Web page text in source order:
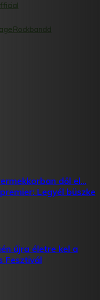
dől el…
Legyél büszke
újra életre kel a
Fesztivál